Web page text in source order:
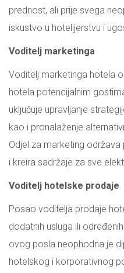
prednost, ali prije svega
iskustvo u hotelijerstvu i
Voditelj marketinga
Voditelj marketinga hotela
hotela potencijalnim
uključuje upravljanje
kao i pronalaženje
Odjel za marketing
i kreira sadržaje za sve
Voditelj hotelske prodaje
Posao voditelja prodaje
dodatnih usluga ili
ovog posla neophodna je
hotelskog i korporativnog